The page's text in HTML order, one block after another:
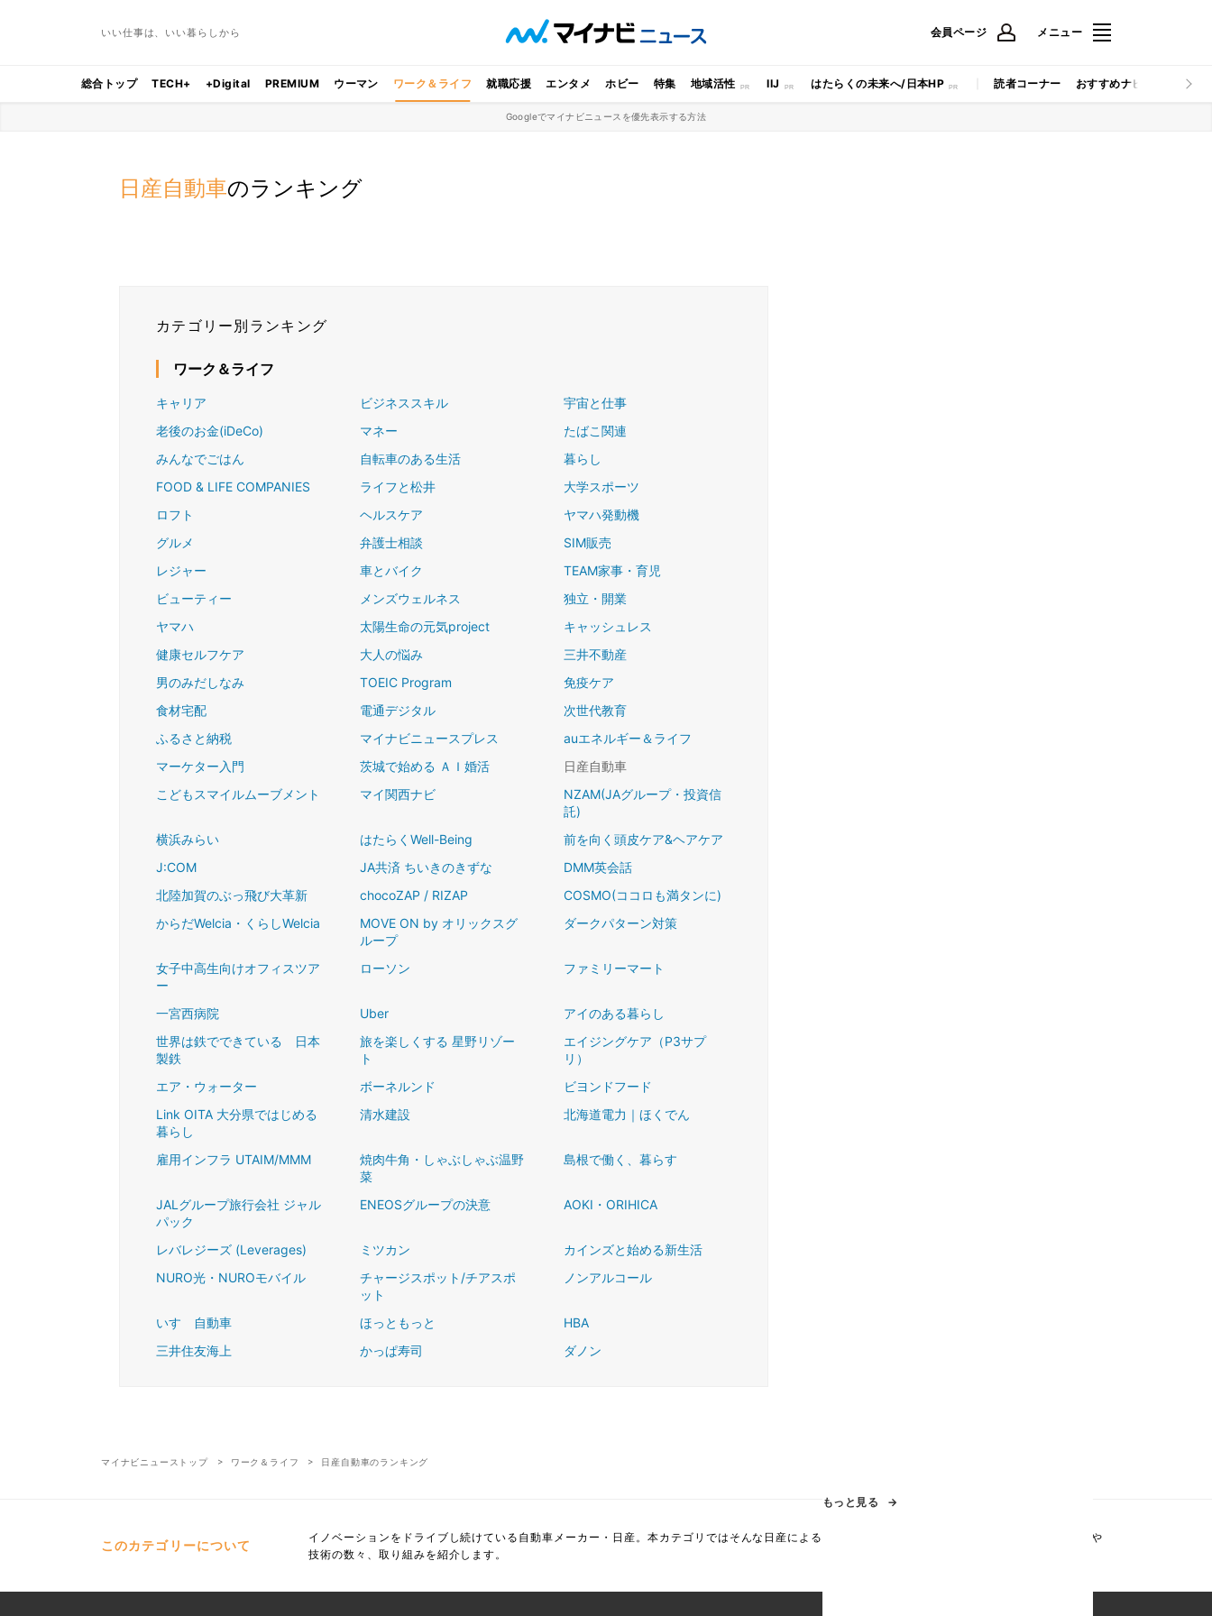
いい仕事は、いい暮らしから 会員ページ メニュー
総合トップ TECH+ +Digital PREMIUM ウーマン ワーク＆ライフ 就職応援 エンタメ ホビー 特集 地域活性 IIJ はたらくの未来へ/日本HP 読者コーナー おすすめナビ マイナビ
Googleでマイナビニュースを優先表示する方法
日産自動車のランキング
カテゴリー別ランキング
ワーク＆ライフ
キャリア ビジネススキル
宇宙と仕事
老後のお金(iDeCo)
マネー
たばこ関連
みんなでごはん
自転車のある生活
暮らし
FOOD & LIFE COMPANIES
ライフと松井
大学スポーツ
ロフト
ヘルスケア
ヤマハ発動機
グルメ
弁護士相談
SIM販売
レジャー
車とバイク
TEAM家事・育児
ビューティー
メンズウェルネス
独立・開業
ヤマハ
太陽生命の元気project
キャッシュレス
健康セルフケア
大人の悩み
三井不動産
男のみだしなみ
TOEIC Program
免疫ケア
食材宅配
電通デジタル
次世代教育
ふるさと納税
マイナビニュースプレス
auエネルギー＆ライフ
マーケター入門
茨城で始める ＡＩ婚活
日産自動車
こどもスマイルムーブメント
マイ関西ナビ
NZAM(JAグループ・投資信
託)
横浜みらい
はたらくWell-Being
前を向く頭皮ケア&ヘアケア
J:COM
JA共済 ちいきのきずな
DMM英会話
北陸加賀のぶっ飛び大革新
chocoZAP / RIZAP
COSMO(ココロも満タンに)
からだWelcia・くらしWelcia
MOVE ON by オリックスグ
ループ
ダークパターン対策
女子中高生向けオフィスツア
ー
ローソン ファミリーマート
一宮西病院 Uber
アイのある暮らし
世界は鉄でできている 日本
製鉄
旅を楽しくする 星野リゾー
ト
エイジングケア（P3サプ
リ）
エア・ウォーター
ボーネルンド
ビヨンドフード
Link OITA 大分県ではじめる
暮らし
清水建設 北海道電力｜ほくでん
雇用インフラ UTAIM/MMM
焼肉牛角・しゃぶしゃぶ温野
菜
島根で働く、暮らす
JALグループ旅行会社 ジャル
パック
ENEOSグループの決意 AOKI・ORIHICA
レバレジーズ (Leverages) ミツカン
カインズと始める新生活
NURO光・NUROモバイル
チャージスポット/チアスポ
ット
ノンアルコール
いすゞ自動車 ほっともっと
HBA
三井住友海上
かっぱ寿司 ダノン
もっと見る
マイナビニューストップ ワーク＆ライフ 日産自動車のランキング
このカテゴリーについて
イノベーションをドライブし続けている自動車メーカー・日産。本カテゴリではそんな日産による人々の生活を豊かにするような、ワクワクする体験や
技術の数々、取り組みを紹介します。